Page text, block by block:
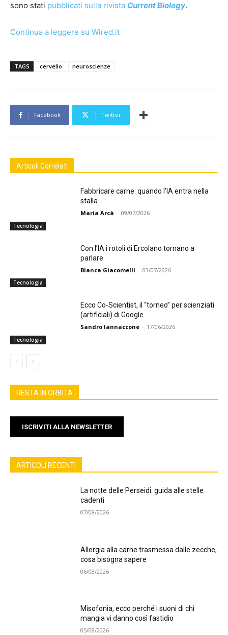
sono stati pubblicati sulla rivista Current Biology.
Continua a leggere su Wired.it
TAGS cervello neuroscienze
Facebook Twitter
Articoli Correlati
Tecnologia
Fabbricare carne: quando l’IA entra nella
stalla
Maria Arcà - 09/07/2026
Tecnologia
Con l’IA i rotoli di Ercolano tornano a
parlare
Bianca Giacomelli - 03/07/2026
Tecnologia
Ecco Co-Scientist, il “torneo” per scienziati
(artificiali) di Google
Sandro Iannaccone - 17/06/2026
RESTA IN ORBITA
ISCRIVITI ALLA NEWSLETTER
ARTICOLI RECENTI
La notte delle Perseidi: guida alle stelle
cadenti
07/08/2026
Allergia alla carne trasmessa dalle zecche,
cosa bisogna sapere
06/08/2026
Misofonia, ecco perché i suoni di chi
mangia vi danno così fastidio
05/08/2026